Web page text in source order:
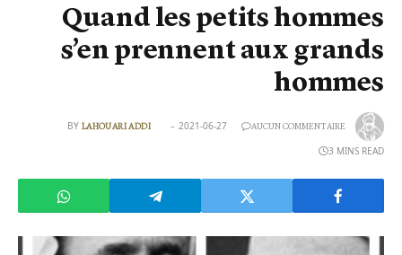
Quand les petits hommes
s’en prennent aux grands
hommes
BY LAHOUARI ADDI 2021-06-27 AUCUN COMMENTAIRE
3 MINS READ